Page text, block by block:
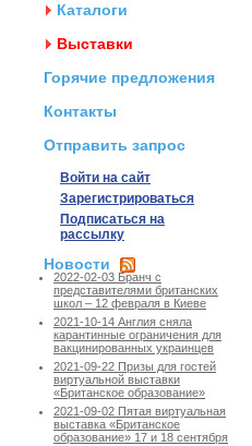
Каталоги
Выставки
Горячие предложения
Контакты
Отправить запрос
Войти на сайт
Зарегистрироваться
Подписаться на
рассылку
Новости
2022-02-03 Бранч с
представителями британских
школ – 12 февраля в Киеве
2021-10-14 Англия сняла
карантинные ограничения для
вакцинированных украинцев
2021-09-22 Призы для гостей
виртуальной выставки
«Британское образование»
2021-09-02 Пятая виртуальная
выставка «Британское
образование» 17 и 18 сентября